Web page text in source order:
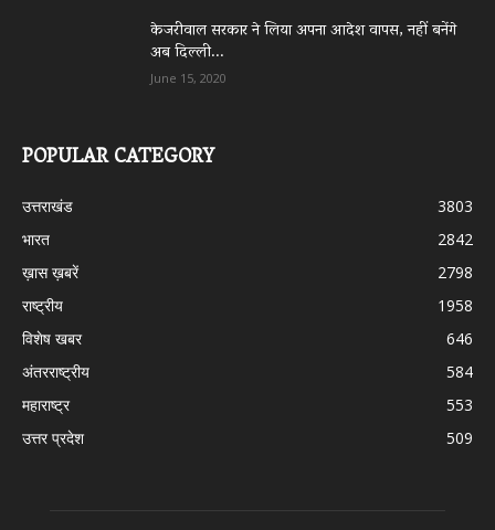
केजरीवाल सरकार ने लिया अपना आदेश वापस, नहीं बनेंगे
अब दिल्ली...
June 15, 2020
POPULAR CATEGORY
उत्तराखंड
3803
भारत
2842
ख़ास ख़बरें
2798
राष्ट्रीय
1958
विशेष खबर
646
अंतरराष्ट्रीय
584
महाराष्ट्र
553
उत्तर प्रदेश
509